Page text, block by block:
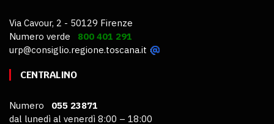
Via Cavour, 2 - 50129 Firenze
Numero verde 800 401 291
urp@consiglio.regione.toscana.it
CENTRALINO
Numero 055 23871
dal lunedì al venerdì 8:00 – 18:00